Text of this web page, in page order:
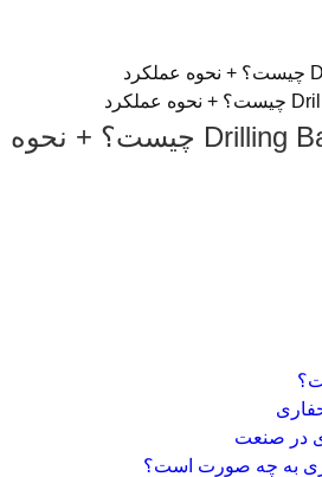
باریت حفاری Drilling Barite چیست؟ + نحوه
در صنعت
به چه صورت است؟